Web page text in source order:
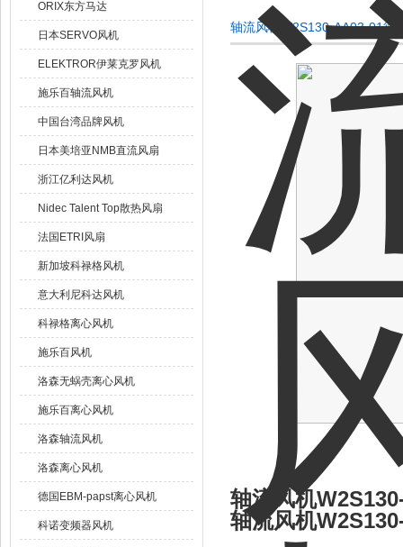
ORIX东方马达
日本SERVO风机
ELEKTROR伊莱克罗风机
施乐百轴流风机
中国台湾品牌风机
日本美培亚NMB直流风扇
浙江亿利达风机
Nidec Talent Top散热风扇
法国ETRI风扇
新加坡科禄格风机
意大利尼科达风机
科禄格离心风机
施乐百风机
洛森无蜗壳离心风机
施乐百离心风机
洛森轴流风机
洛森离心风机
德国EBM-papst离心风机
科诺变频器风机
轴流风机W2S130-AA03-01德
轴流风机
轴流风机